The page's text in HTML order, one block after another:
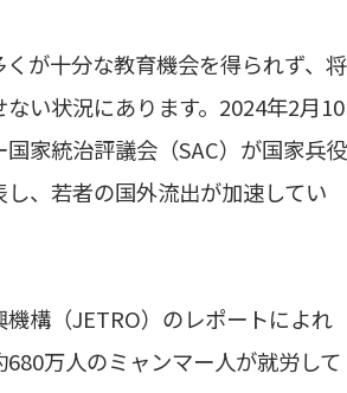
が十分な教育機会を得られず、将
い状況にあります。2024年2月10
家統治評議会（SAC）が国家兵役
、若者の国外流出が加速してい
機構（JETRO）のレポートによれ
万人のミャンマー人が就労して